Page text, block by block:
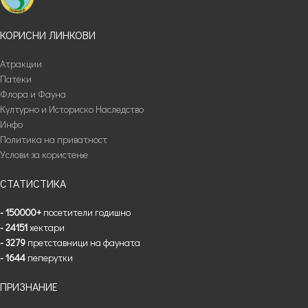
КОРИСНИ ЛИНКОВИ
Атракции
Патеки
Флора и Фауна
Културно и Историско Наследство
Инфо
Политика на приватност
Услови за користење
СТАТИСТИКА
- 150000+ посетители годишно
- 24151хектари
- 3279 претставници на фауната
- 1644 пеперутки
ПРИЗНАНИЕ